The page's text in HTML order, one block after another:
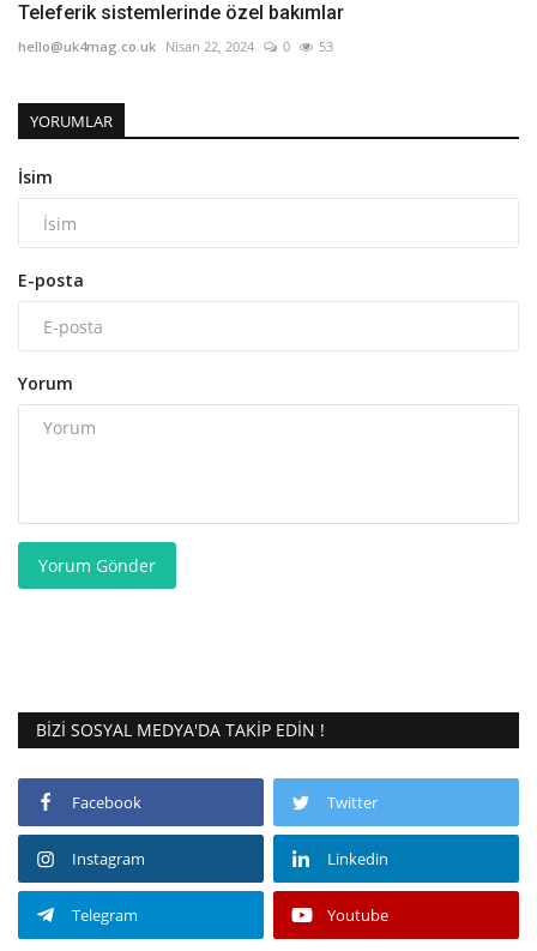
Teleferik sistemlerinde özel bakımlar
hello@uk4mag.co.uk Nisan 22, 2024 0 53
YORUMLAR
İsim
E-posta
Yorum
Yorum Gönder
BIZI SOSYAL MEDYA'DA TAKIP EDIN !
Facebook Twitter
Instagram Linkedin
Telegram Youtube